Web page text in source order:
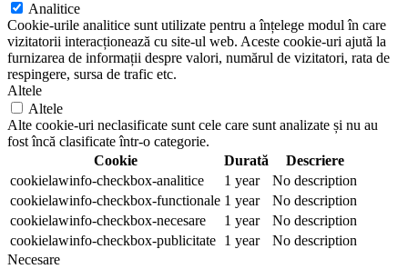
Analitice
Cookie-urile analitice sunt utilizate pentru a înțelege modul în care
vizitatorii interacționează cu site-ul web. Aceste cookie-uri ajută la
furnizarea de informații despre valori, numărul de vizitatori, rata de
respingere, sursa de trafic etc.
Altele
Altele
Alte cookie-uri neclasificate sunt cele care sunt analizate și nu au
fost încă clasificate într-o categorie.
Cookie
Durată
Descriere
cookielawinfo-checkbox-analitice
1 year
No description
cookielawinfo-checkbox-functionale 1 year
No description
cookielawinfo-checkbox-necesare
1 year
No description
cookielawinfo-checkbox-publicitate 1 year
No description
Necesare